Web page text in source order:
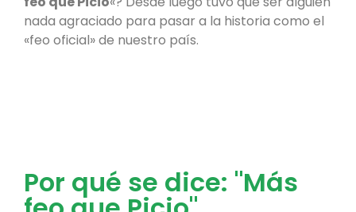
nada agraciado para pasar a la historia como el
«feo oficial» de nuestro país.
Por qué se dice: "Más